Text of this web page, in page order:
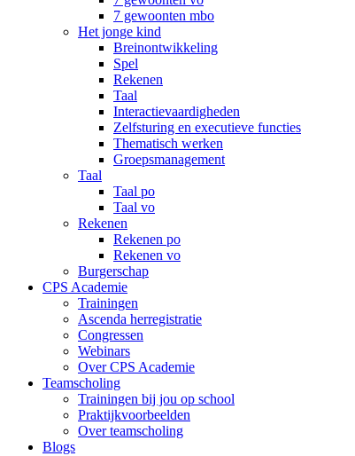
7 gewoonten mbo
Het jonge kind
Breinontwikkeling
Spel
Rekenen
Taal
Interactievaardigheden
Zelfsturing en executieve functies
Thematisch werken
Groepsmanagement
Taal
Taal po
Taal vo
Rekenen
Rekenen po
Rekenen vo
Burgerschap
CPS Academie
Trainingen
Ascenda herregistratie
Congressen
Webinars
Over CPS Academie
Teamscholing
Trainingen bij jou op school
Praktijkvoorbeelden
Over teamscholing
Blogs